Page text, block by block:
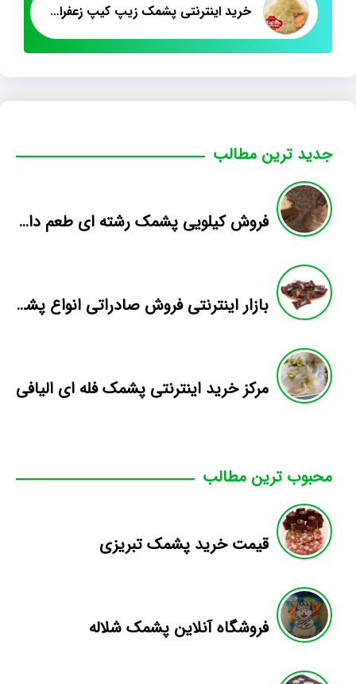
خرید اینترنتی پشمک زیپ کیپ زعفرانی
جدید ترین مطالب
فروش کیلویی پشمک رشته ای طعم دار میوه
بازار اینترنتی فروش صادراتی انواع پشمک الیافی/شکلاتی
مرکز خرید اینترنتی پشمک فله ای الیافی
محبوب ترین مطالب
قیمت خرید پشمک تبریزی
فروشگاه آنلاین پشمک شلاله